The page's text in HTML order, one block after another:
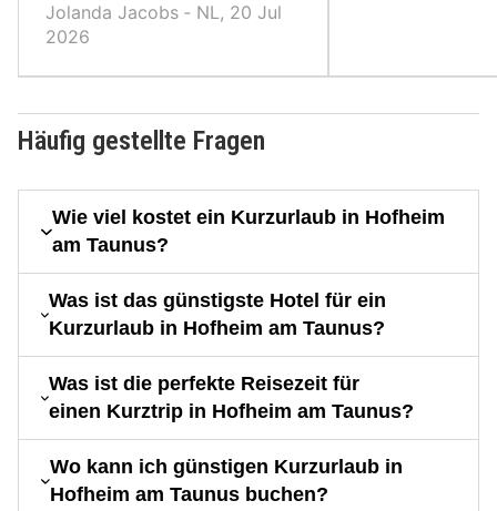
Jolanda Jacobs ‐ NL, 20 Jul
2026
Häufig gestellte Fragen
Wie viel kostet ein Kurzurlaub in Hofheim
am Taunus?
Was ist das günstigste Hotel für ein
Kurzurlaub in Hofheim am Taunus?
Was ist die perfekte Reisezeit für
einen Kurztrip in Hofheim am Taunus?
Wo kann ich günstigen Kurzurlaub in
Hofheim am Taunus buchen?